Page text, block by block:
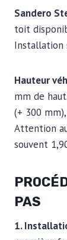
Sandero
toit
Installation
Hauteur
mm de
(+ 300
Attention
souvent
PAS
1.